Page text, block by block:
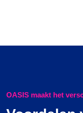
OASIS maakt het